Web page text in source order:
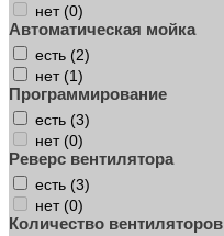
нет (0)
Автоматическая мойка
есть (2)
нет (1)
Программирование
есть (3)
нет (0)
Реверс вентилятора
есть (3)
нет (0)
Количество вентиляторов